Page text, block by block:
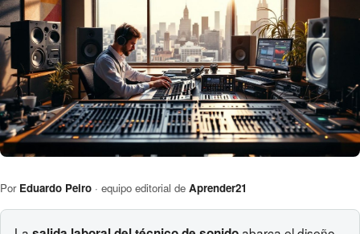
Por Eduardo Peiro · equipo editorial de Aprender21